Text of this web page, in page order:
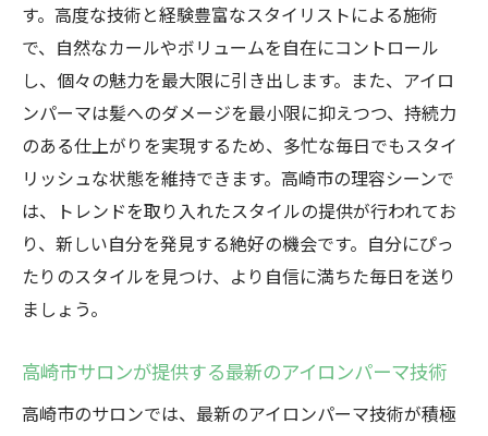
す。高度な技術と経験豊富なスタイリストによる施術
で、自然なカールやボリュームを自在にコントロール
し、個々の魅力を最大限に引き出します。また、アイロ
ンパーマは髪へのダメージを最小限に抑えつつ、持続力
のある仕上がりを実現するため、多忙な毎日でもスタイ
リッシュな状態を維持できます。高崎市の理容シーンで
は、トレンドを取り入れたスタイルの提供が行われてお
り、新しい自分を発見する絶好の機会です。自分にぴっ
たりのスタイルを見つけ、より自信に満ちた毎日を送り
ましょう。
高崎市サロンが提供する最新のアイロンパーマ技術
高崎市のサロンでは、最新のアイロンパーマ技術が積極